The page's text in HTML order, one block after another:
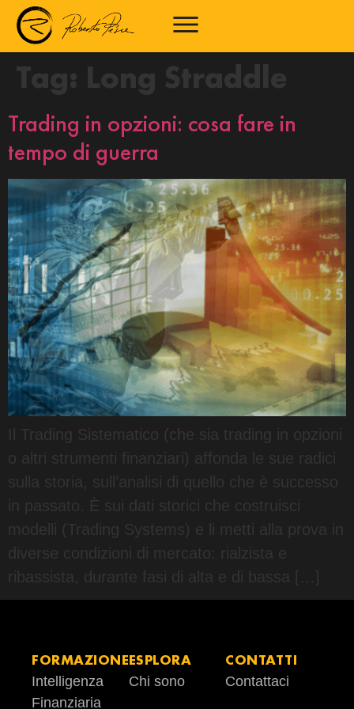
Tag: Long Straddle
Trading in opzioni: cosa fare in
tempo di guerra
Il Trading Sistematico (che sia trading in opzioni
o altri strumenti finanziari) affonda le sue radici
sulla storia, sull’analisi di quello che è successo
in passato. È sui dati storici che costruisci
modelli (Trading Systems) e li metti alla prova in
diverse condizioni di mercato: rialzista e
ribassista, durante fasi di alta e di bassa […]
FORMAZIONE
Intelligenza
Finanziaria
ESPLORA
Chi sono
CONTATTI
Contattaci